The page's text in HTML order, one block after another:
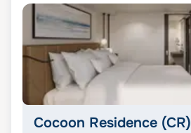
Cocoon Residence (CR)